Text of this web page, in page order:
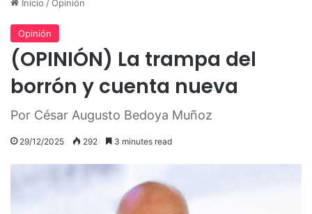
Inicio /Opinión
Opinión
(OPINIÓN) La trampa del
borrón y cuenta nueva
Por César Augusto Bedoya Muñoz
29/12/2025 292 3 minutes read